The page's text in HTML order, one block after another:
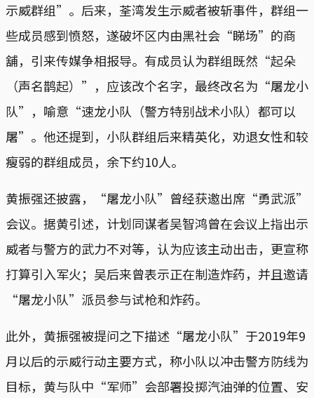
示威群组”。后来，荃湾发生示威者被斩事件，群组一
些成员感到愤怒，遂破坏区内由黑社会“睇场”的商
舖，引来传媒争相报导。有成员认为群组既然“起朵
（声名鹊起）”，应该改个名字，最终改名为“屠龙小
队”，喻意“速龙小队（警方特别战术小队）都可以
屠”。他还提到，小队群组后来精英化，劝退女性和较
瘦弱的群组成员，余下约10人。
黄振强还披露，“屠龙小队”曾经获邀出席“勇武派”
会议。据黄引述，计划同谋者吴智鸿曾在会议上指出示
威者与警方的武力不对等，认为应该主动出击，更宣称
打算引入军火；吴后来曾表示正在制造炸药，并且邀请
“屠龙小队”派员参与试枪和炸药。
此外，黄振强被提问之下描述“屠龙小队”于2019年9
月以后的示威行动主要方式，称小队以冲击警方防线为
目标，黄与队中“军师”会部署投掷汽油弹的位置、安